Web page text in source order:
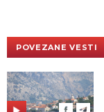
POVEZANE VESTI